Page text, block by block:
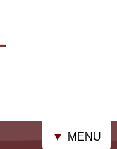
▼ MENU